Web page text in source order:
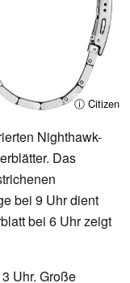
ⓘ Citizen
Nighthawk-
Das
bei 9 Uhr dient
bei 6 Uhr zeigt
Uhr. Große